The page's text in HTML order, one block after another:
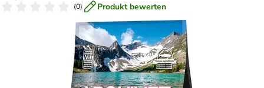
(0) Produkt bewerten